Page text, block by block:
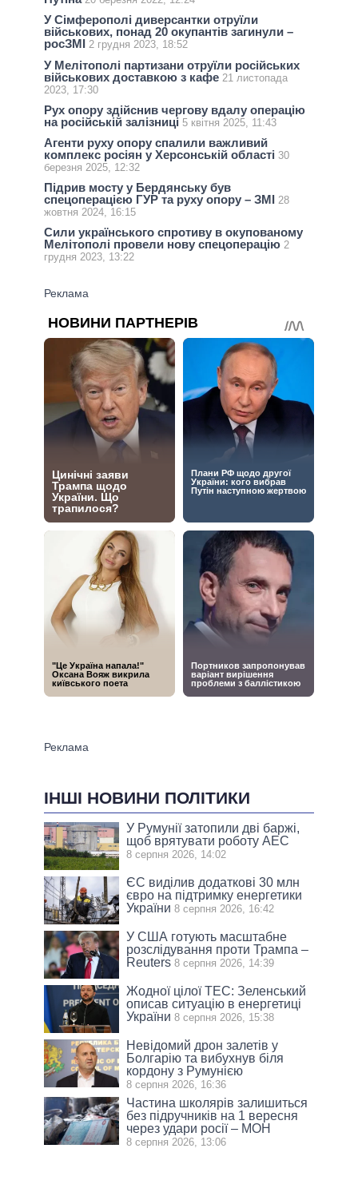
У Сімферополі диверсантки отруїли
військових, понад 20 окупантів загинули –
росЗМІ 2 грудня 2023, 18:52
У Мелітополі партизани отруїли російських
військових доставкою з кафе 21 листопада
2023, 17:30
Рух опору здійснив чергову вдалу операцію
на російській залізниці 5 квітня 2025, 11:43
Агенти руху опору спалили важливий
комплекс росіян у Херсонській області 30
березня 2025, 12:32
Підрив мосту у Бердянську був
спецоперацією ГУР та руху опору – ЗМІ 28
жовтня 2024, 16:15
Сили українського спротиву в окупованому
Мелітополі провели нову спецоперацію 2
грудня 2023, 13:22
ІНШІ НОВИНИ ПОЛІТИКИ
У Румунії затопили дві баржі,
щоб врятувати роботу АЕС
8 серпня 2026, 14:02
ЄС виділив додаткові 30 млн
євро на підтримку енергетики
України 8 серпня 2026, 16:42
У США готують масштабне
розслідування проти Трампа –
Reuters 8 серпня 2026, 14:39
Жодної цілої ТЕС: Зеленський
описав ситуацію в енергетиці
України 8 серпня 2026, 15:38
Невідомий дрон залетів у
Болгарію та вибухнув біля
кордону з Румунією
8 серпня 2026, 16:36
Частина школярів залишиться
без підручників на 1 вересня
через удари росії – МОН
8 серпня 2026, 13:06